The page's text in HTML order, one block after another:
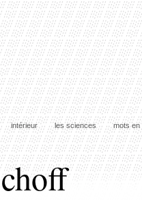
intérieur les sciences mots en